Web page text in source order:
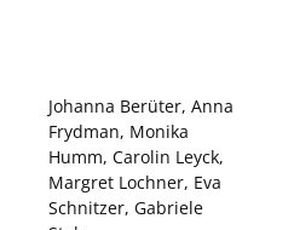
Johanna Berüter, Anna
Frydman, Monika
Humm, Carolin Leyck,
Margret Lochner, Eva
Schnitzer, Gabriele